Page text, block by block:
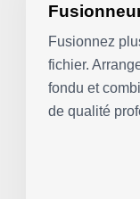
Fusionnez
fichier.
fondu et
de qualité